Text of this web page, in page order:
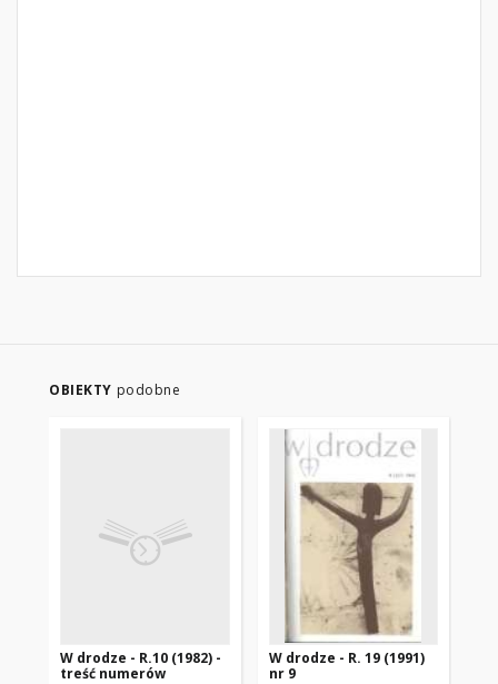
OBIEKTY podobne
W drodze - R.10 (1982) -
treść numerów
W drodze - R. 19 (1991)
nr 9